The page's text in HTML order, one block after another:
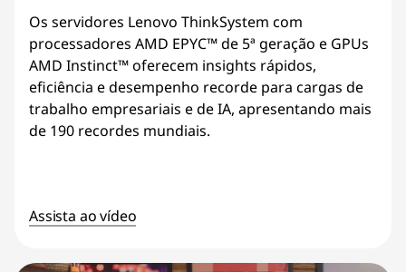
Os servidores Lenovo ThinkSystem com
processadores AMD EPYC™ de 5ª geração e GPUs
AMD Instinct™ oferecem insights rápidos,
eficiência e desempenho recorde para cargas de
trabalho empresariais e de IA, apresentando mais
de 190 recordes mundiais.
Assista ao vídeo